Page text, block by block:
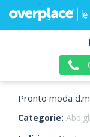
Pronto moda
Categorie: